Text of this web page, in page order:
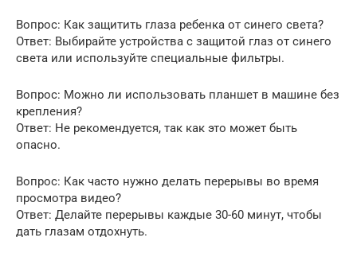
Вопрос: Как защитить глаза ребенка от синего света?
Ответ: Выбирайте устройства с защитой глаз от синего
света или используйте специальные фильтры.
Вопрос: Можно ли использовать планшет в машине без
крепления?
Ответ: Не рекомендуется, так как это может быть
опасно.
Вопрос: Как часто нужно делать перерывы во время
просмотра видео?
Ответ: Делайте перерывы каждые 30-60 минут, чтобы
дать глазам отдохнуть.